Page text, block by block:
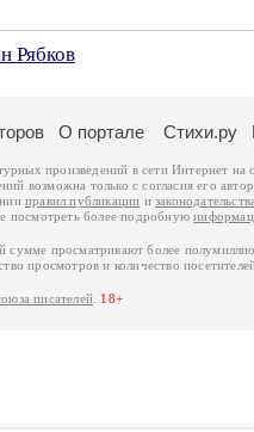
Рябков
О портале Стихи.ру
произведений в сети Интернет на
возможна только с согласия его
правил публикации и
посмотреть более подробную
просматривают более
просмотров и количество
писателей 18+